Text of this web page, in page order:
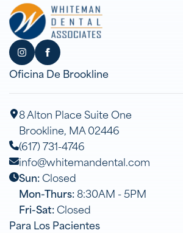
Oficina De Brookline
8 Alton Place Suite One
Brookline, MA 02446
(617) 731-4746
info@whitemandental.com
Sun:Closed
Mon-Thurs:8:30AM - 5PM
Fri-Sat:Closed
Para Los Pacientes